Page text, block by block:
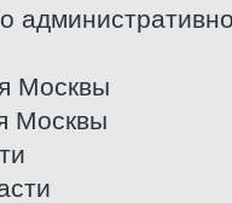
Москвы
Москвы